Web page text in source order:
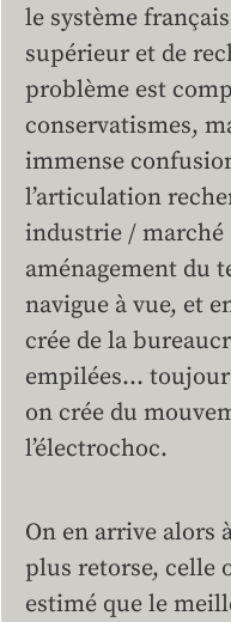
le système
supérieur et de
problème est
conservatismes,
immense
l’articulation
industrie / marché
aménagement du
navigue à vue, et
crée de la
empilées…
on crée du
l’électrochoc.
On en arrive alors
plus retorse, celle
estimé que le